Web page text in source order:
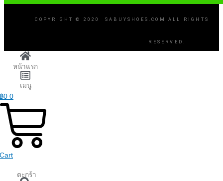
COPYRIGHT © 2020 SABUYSHOES.COM ALL RIGHTS
RESERVED.
หน้าแรก
เมนู
฿0 0
Cart
ตะกร้า